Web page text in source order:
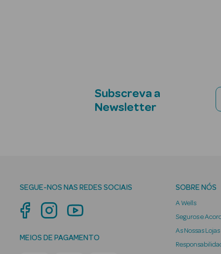
Subscreva a
Newsletter
SEGUE-NOS NAS REDES SOCIAIS
MEIOS DE PAGAMENTO
SOBRE NÓS
A Wells
Seguros e
As Nossas Lojas